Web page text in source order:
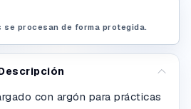
se procesan de forma protegida.
con argón para prácticas